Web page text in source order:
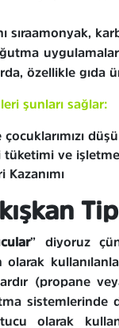
sıra amonyak,
özellikle
şunları sağlar:
çocuklarımızı
tüketimi ve
Kazanımı
” diyoruz
olarak
(propane
sistemlerinde
olarak